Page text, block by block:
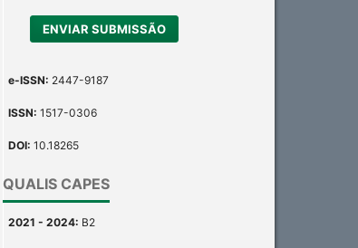
ENVIAR SUBMISSÃO
e-ISSN: 2447-9187
ISSN: 1517-0306
DOI: 10.18265
QUALIS CAPES
2021 - 2024: B2